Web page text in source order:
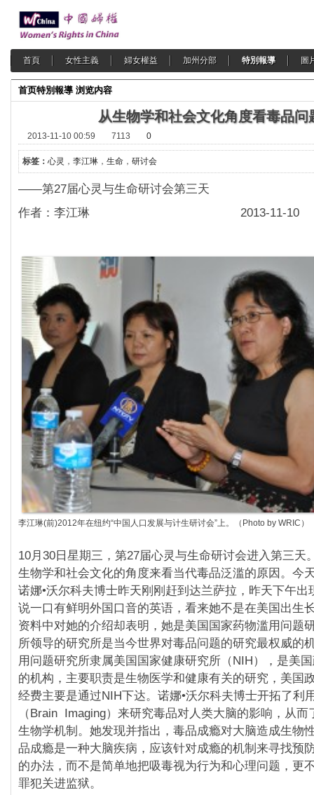
首頁 女性主義 婦女權益 加州分部 特別報導 圖
首页特別報導 浏览内容
从生物学和社会文化角度看毒品问
2013-11-10 00:59 7113 0
标签： 心灵 ， 李江琳 ， 生命 ， 研讨会
——第27届心灵与生命研讨会第三天
作者：李江琳 2013-11-10
李江琳(前)2012年在纽约“中国人口发展与计生研讨会”上。（Photo by WRIC）
10月30日星期三，第27届心灵与生命研讨会进入第三天
生物学和社会文化的角度来看当代毒品泛滥的原因。今
诺娜•沃尔科夫博士昨天刚刚赶到达兰萨拉，昨天下午出
说一口有鲜明外国口音的英语，看来她不是在美国出生
资料中对她的介绍却表明，她是美国国家药物滥用问题
所领导的研究所是当今世界对毒品问题的研究最权威的
用问题研究所隶属美国国家健康研究所（NIH），是美
的机构，主要职责是生物医学和健康有关的研究，美国
经费主要是通过NIH下达。诺娜•沃尔科夫博士开拓了利
（Brain Imaging）来研究毒品对人类大脑的影响，从而
生物学机制。她发现并指出，毒品成瘾对大脑造成生物
品成瘾是一种大脑疾病，应该针对成瘾的机制来寻找预
的办法，而不是简单地把吸毒视为行为和心理问题，更
罪犯关进监狱。